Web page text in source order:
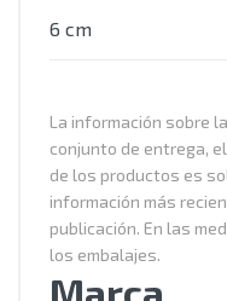
6 cm
La información sobre
conjunto de entrega,
de los productos es
información más
publicación. En las
los embalajes.
Marca